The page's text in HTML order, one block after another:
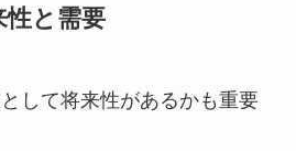
性と需要
して将来性があるかも重要